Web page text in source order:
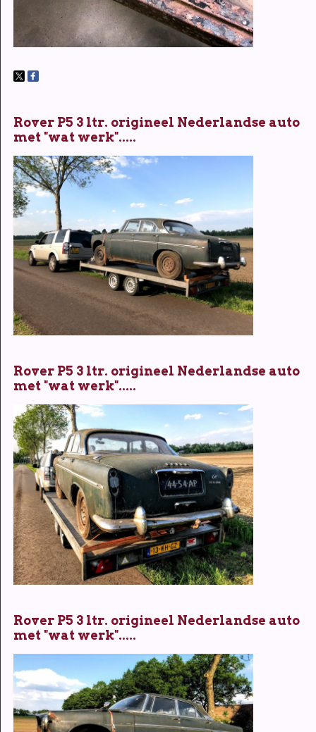
Rover P5 3 ltr. origineel Nederlandse auto
met "wat werk".....
Rover P5 3 ltr. origineel Nederlandse auto
met "wat werk".....
Rover P5 3 ltr. origineel Nederlandse auto
met "wat werk".....